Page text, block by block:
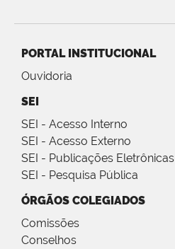
PORTAL INSTITUCIONAL
Ouvidoria
SEI
SEI - Acesso Interno
SEI - Acesso Externo
SEI - Publicações Eletrônicas
SEI - Pesquisa Pública
ÓRGÃOS COLEGIADOS
Comissões
Conselhos